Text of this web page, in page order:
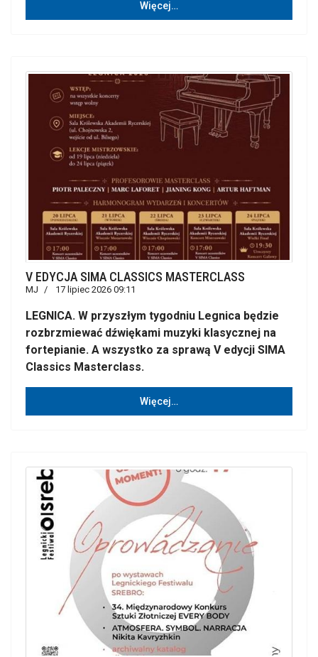
Więcej…
V EDYCJA SIMA CLASSICS MASTERCLASS
MJ 17 lipiec 2026 09:11
LEGNICA. W przyszłym tygodniu Legnica będzie
rozbrzmiewać dźwiękami muzyki klasycznej na
fortepianie. A wszystko za sprawą V edycji SIMA
Classics Masterclass.
Więcej…